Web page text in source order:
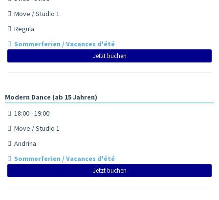
Move / Studio 1
Regula
Sommerferien / Vacances d'été
Jetzt buchen
Modern Dance (ab 15 Jahren)
18:00 - 19:00
Move / Studio 1
Andrina
Sommerferien / Vacances d'été
Jetzt buchen